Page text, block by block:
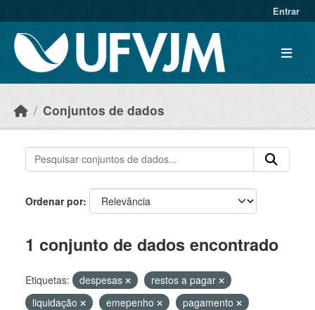
Entrar
Conjuntos de dados
Ordenar por
1 conjunto de dados encontrado
Etiquetas: despesas
restos a pagar
liquidação
emepenho
pagamento